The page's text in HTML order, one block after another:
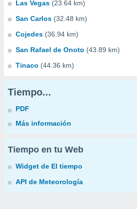
Las Vegas (23.64 km)
San Carlos (32.48 km)
Cojedes (36.94 km)
San Rafael de Onoto (43.89 km)
Tinaco (44.36 km)
Tiempo...
PDF
Más información
Tiempo en tu Web
Widget de El tiempo
API de Meteorología